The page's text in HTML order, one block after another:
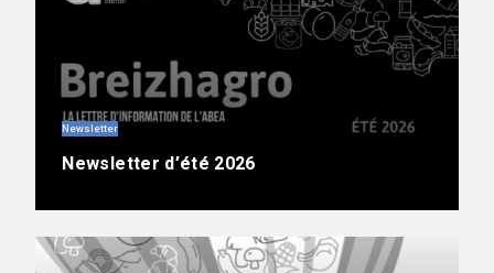
Newsletter
Newsletter d’été 2026